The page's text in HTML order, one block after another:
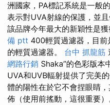
洲國家，PA標記系統是一般的
表示對UVA射線的保護，並且
該品牌今年最大的新穎性是
備 ptt 400輕質過濾器，目
的輕質過濾器。 台中 抓龍筋
網路行銷 Shaka”的色彩版本
UVA和UVB輻射提供了完美的
體的陽性在於它不會捏眼睛
佈（使用前搖動，這很重要）